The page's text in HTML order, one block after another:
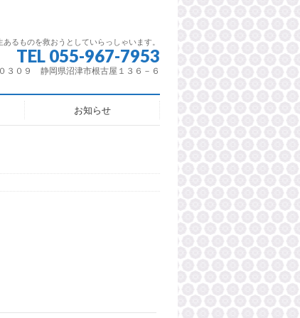
るものを救おうとしていらっしゃいます。
TEL 055-967-7953
３０９ 静岡県沼津市根古屋１３６－６
お知らせ